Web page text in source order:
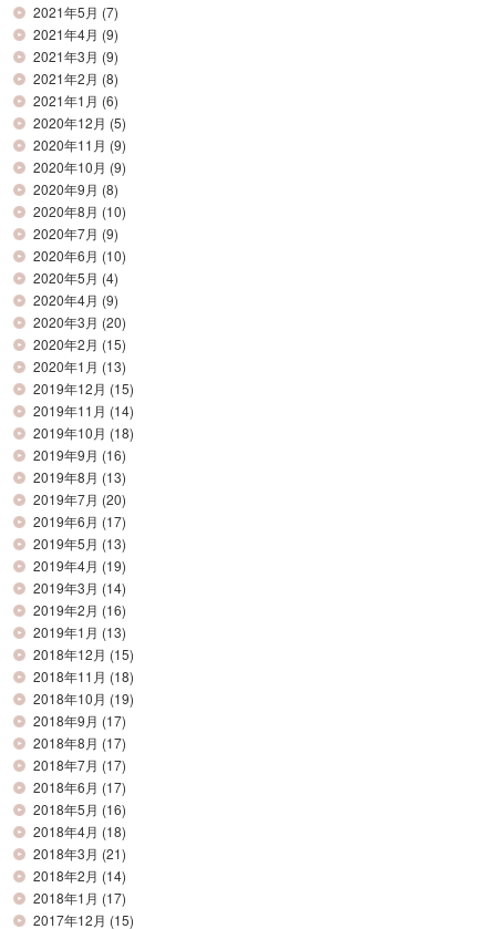
2021年5月 (7)
2021年4月 (9)
2021年3月 (9)
2021年2月 (8)
2021年1月 (6)
2020年12月 (5)
2020年11月 (9)
2020年10月 (9)
2020年9月 (8)
2020年8月 (10)
2020年7月 (9)
2020年6月 (10)
2020年5月 (4)
2020年4月 (9)
2020年3月 (20)
2020年2月 (15)
2020年1月 (13)
2019年12月 (15)
2019年11月 (14)
2019年10月 (18)
2019年9月 (16)
2019年8月 (13)
2019年7月 (20)
2019年6月 (17)
2019年5月 (13)
2019年4月 (19)
2019年3月 (14)
2019年2月 (16)
2019年1月 (13)
2018年12月 (15)
2018年11月 (18)
2018年10月 (19)
2018年9月 (17)
2018年8月 (17)
2018年7月 (17)
2018年6月 (17)
2018年5月 (16)
2018年4月 (18)
2018年3月 (21)
2018年2月 (14)
2018年1月 (17)
2017年12月 (15)